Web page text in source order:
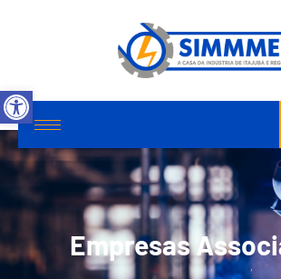
Abrir a barra de ferramentas
Empresas